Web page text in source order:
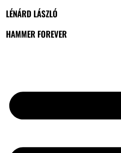
LÉNÁRD LÁSZLÓ
HAMMER FOREVER